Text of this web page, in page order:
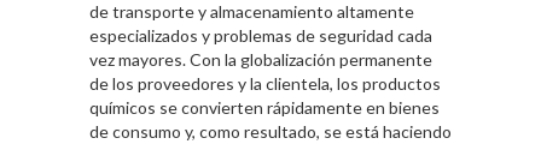
de transporte y almacenamiento altamente
especializados y problemas de seguridad cada
vez mayores. Con la globalización permanente
de los proveedores y la clientela, los productos
químicos se convierten rápidamente en bienes
de consumo y, como resultado, se está haciendo